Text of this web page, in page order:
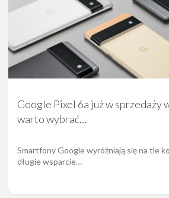
Google Pixel 6a już w sprzedaży
warto wybrać…
Smartfony Google wyróżniają się na tle
długie wsparcie…